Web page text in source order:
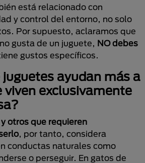
está relacionado con
y control del entorno, no solo
Por supuesto, aclaramos que
gusta de un juguete, NO debes
gustos específicos.
ayudan más a
viven exclusivamente
otros que requieren
, por tanto, considera
conductas naturales como
o perseguir. En gatos de